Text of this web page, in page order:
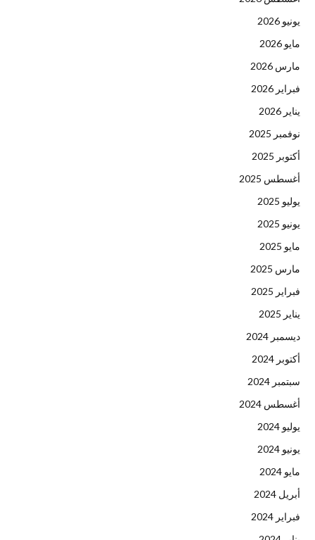
يونيو 2026
مايو 2026
مارس 2026
فبراير 2026
يناير 2026
نوفمبر 2025
أكتوبر 2025
أغسطس 2025
يوليو 2025
يونيو 2025
مايو 2025
مارس 2025
فبراير 2025
يناير 2025
ديسمبر 2024
أكتوبر 2024
سبتمبر 2024
أغسطس 2024
يوليو 2024
يونيو 2024
مايو 2024
أبريل 2024
فبراير 2024